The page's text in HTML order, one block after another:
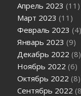
Апрель 2023 (11)
Март 2023 (11)
Февраль 2023 (4)
Январь 2023 (9)
Декабрь 2022 (8)
Ноябрь 2022 (6)
Октябрь 2022 (8)
Сентябрь 2022